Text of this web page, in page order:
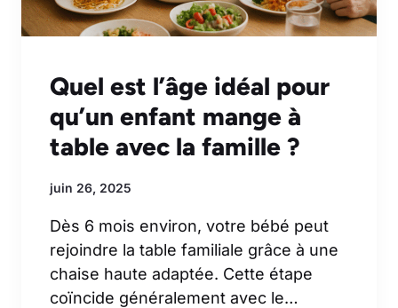
Quel est l’âge idéal pour
qu’un enfant mange à
table avec la famille ?
juin 26, 2025
Dès 6 mois environ, votre bébé peut
rejoindre la table familiale grâce à une
chaise haute adaptée. Cette étape
coïncide généralement avec le…